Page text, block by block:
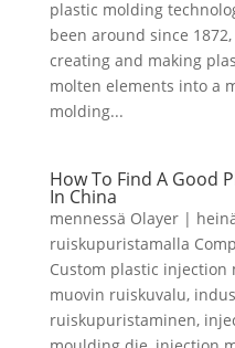
plastic molding
been around since
creating and making
molten elements into a
molding...
How To Find A Good
In China
mennessä Olayer|
ruiskupuristamalla
Custom plastic injection
muovin ruiskuvalu,
ruiskupuristaminen,